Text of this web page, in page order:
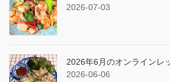
2026-07-03
2026年6月のオンラインレ
2026-06-06